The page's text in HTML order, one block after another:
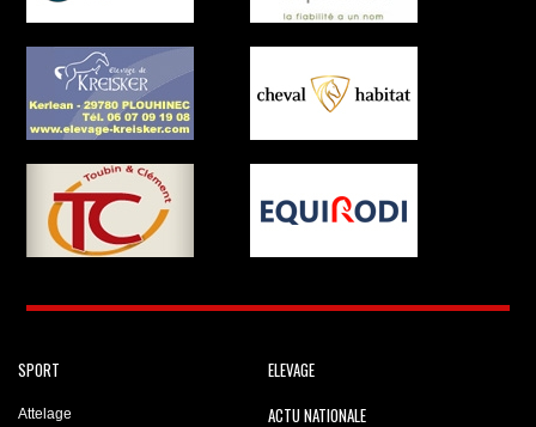
SPORT
Attelage
ELEVAGE
ACTU NATIONALE